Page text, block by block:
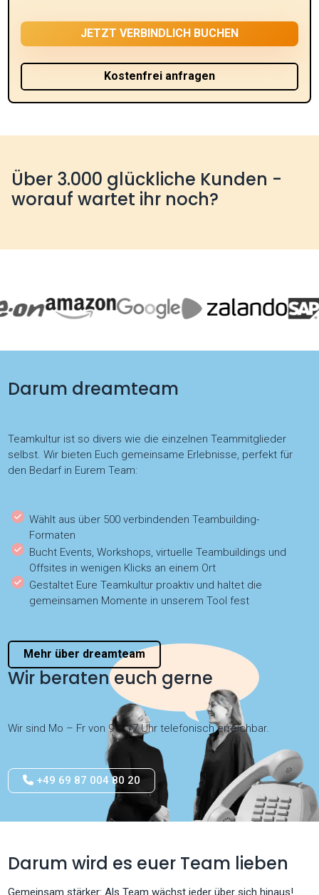
Über 3.000 glückliche Kunden -
worauf wartet ihr noch?
Darum dreamteam
Teamkultur ist so divers wie die einzelnen Teammitglieder
selbst. Wir bieten Euch gemeinsame Erlebnisse, perfekt für
den Bedarf in Eurem Team:
Wählt aus über 500 verbindenden Teambuilding-
Formaten
Bucht Events, Workshops, virtuelle Teambuildings und
Offsites in wenigen Klicks an einem Ort
Gestaltet Eure Teamkultur proaktiv und haltet die
gemeinsamen Momente in unserem Tool fest
Mehr über dreamteam
Wir beraten euch gerne
Wir sind Mo – Fr von 9 – 17 Uhr telefonisch erreichbar.
+49 69 87 004 80 20
Darum wird es euer Team lieben
Gemeinsam stärker: Als Team wächst jeder über sich hinaus!